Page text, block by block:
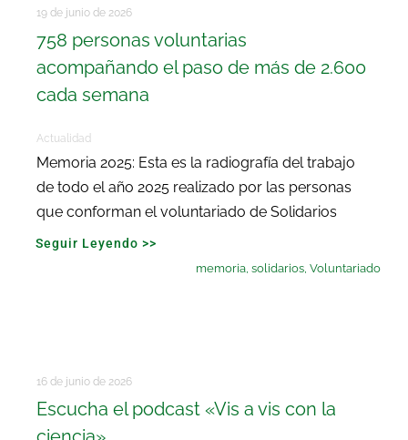
19 de junio de 2026
758 personas voluntarias
acompañando el paso de más de 2.600
cada semana
Actualidad
Memoria 2025: Esta es la radiografía del trabajo
de todo el año 2025 realizado por las personas
que conforman el voluntariado de Solidarios
Seguir Leyendo >>
memoria,solidarios,Voluntariado
16 de junio de 2026
Escucha el podcast «Vis a vis con la